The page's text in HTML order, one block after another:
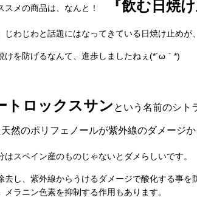
スメの商品は、なんと！ 『飲む日焼け
じわじわと話題にはなってきている日焼け止めが
けを防げるなんて、進歩しましたねぇ(*´ω｀*)
トロックスサン という名前のシト
然のポリフェノールが紫外線のダメージか
はスペイン産のものじゃないとダメらしいです。
去し、紫外線からうけるダメージで酸化する事
メラニン色素を抑制する作用もあります。